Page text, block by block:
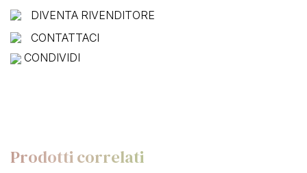
DIVENTA RIVENDITORE
CONTATTACI
CONDIVIDI
Prodotti correlati